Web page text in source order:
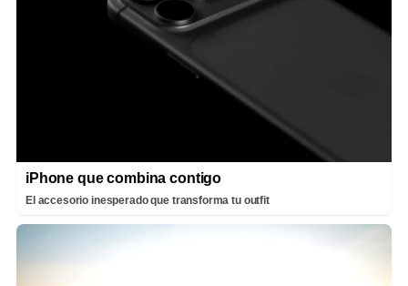
iPhone que combina contigo
El accesorio inesperado que transforma tu outfit